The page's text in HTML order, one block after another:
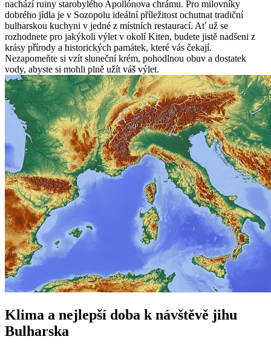
nachází ruiny starobylého Apollónova chrámu. Pro milovníky
dobrého jídla je v Sozopolu ideální příležitost ochutnat tradiční
bulharskou kuchyni v jedné z místních restaurací. Ať už se
rozhodnete pro jakýkoli výlet v okolí Kiten, budete jistě nadšeni z
krásy přírody a historických památek, které vás čekají.
Nezapomeňte si vzít sluneční krém, pohodlnou obuv a dostatek
vody, abyste si mohli plně užít váš výlet.
Klima a nejlepší doba k návštěvě jihu
Bulharska